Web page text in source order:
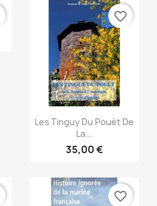
Snabbvy
Les Tinguy Du Pouët De
La...
35,00 €
favorite_border
favorite_border